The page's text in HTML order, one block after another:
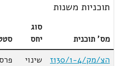
תוכניות משנות
מס' תוכנית
סוג
יחס
הצ/מק/130/1-4ז
שינוי